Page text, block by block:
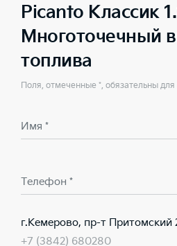
Picanto Классик
Многоточечный
топлива
Поля, отмеченные *, обязательны для
Имя *
Телефон *
г.Кемерово, пр-т Притомский
+7 (3842) 680280